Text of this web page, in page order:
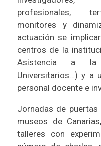
profesionales,
monitores y
actuación se
centros de la
Asistencia a la
Universitarios…) y a
personal docente e
Jornadas de
museos de
talleres con